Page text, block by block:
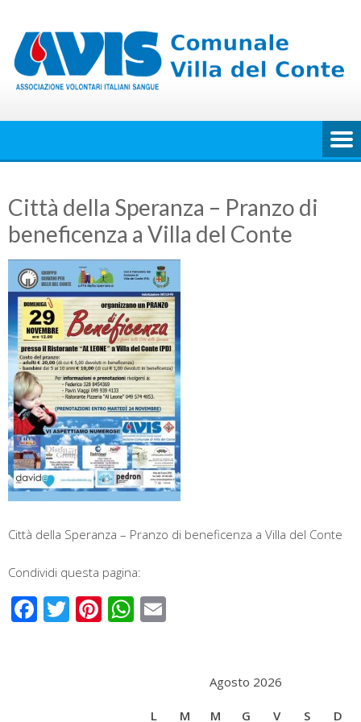
content
Città della Speranza – Pranzo di
beneficenza a Villa del Conte
Città della Speranza – Pranzo di beneficenza a Villa del Conte
Condividi questa pagina:
Facebook
Twitter
Pinterest
WhatsApp
Agosto 2026
L M M G V S D